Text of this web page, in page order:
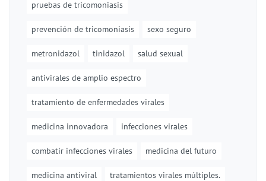
pruebas de tricomoniasis
prevención de tricomoniasis sexo seguro
metronidazol tinidazol salud sexual
antivirales de amplio espectro
tratamiento de enfermedades virales
medicina innovadora infecciones virales
combatir infecciones virales medicina del futuro
medicina antiviral tratamientos virales múltiples.